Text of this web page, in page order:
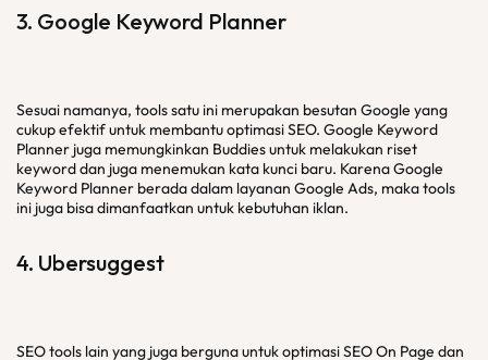
3. Google Keyword Planner
Sesuai namanya, tools satu ini merupakan besutan Google yang
cukup efektif untuk membantu optimasi SEO. Google Keyword
Planner juga memungkinkan Buddies untuk melakukan riset
keyword dan juga menemukan kata kunci baru. Karena Google
Keyword Planner berada dalam layanan Google Ads, maka tools
ini juga bisa dimanfaatkan untuk kebutuhan iklan.
4. Ubersuggest
SEO tools lain yang juga berguna untuk optimasi SEO On Page dan